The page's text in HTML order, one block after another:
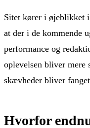
Sitet kører i øjeblikket i
at der i de kommende
performance og
oplevelsen bliver mere
skævheder bliver
Hvorfor